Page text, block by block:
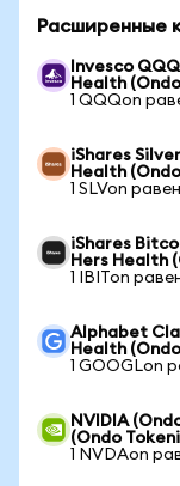
Расширенные
Invesco
Health
1 QQQon
iShares
Health
1 SLVon
iShares
Hers Health
1 IBITon
Alphabet
Health
1 GOOGLon
NVIDIA
(Ondo
1 NVDAon